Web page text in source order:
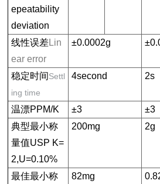
epeatability
deviation
线性误差Lin
ear error
±0.0002g
稳定时间Settl
ing time
4second 2s
温漂PPM/K ±3
±3
典型最小称
量值USP K=
2,U=0.10%
200mg 2g
最佳最小称
82mg